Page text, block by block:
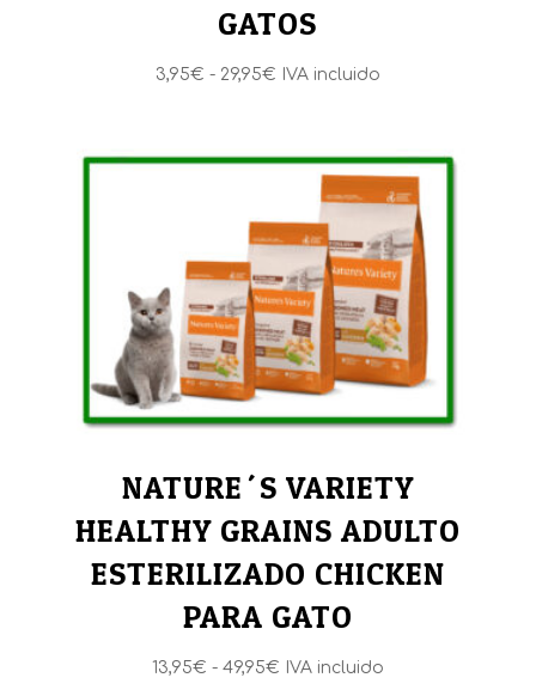
GATOS
3,95€ - 29,95€Rango
desde
3,95€
29,95€
IVA incluido
NATURE´S VARIETY
HEALTHY GRAINS ADULTO
ESTERILIZADO CHICKEN
PARA GATO
13,95€ - 49,95€Rango
IVA incluido